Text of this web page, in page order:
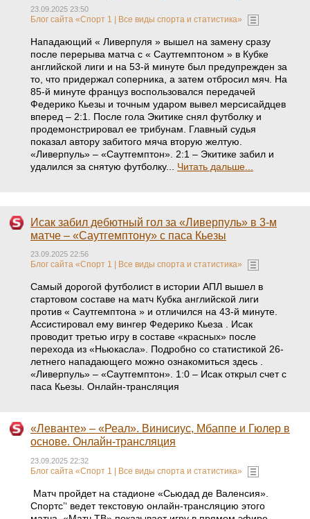
23.09.2025 23:50
Блог сайта «Спорт 1 | Все виды спорта и статистика»
Нападающий « Ливерпуля » вышел на замену сразу
после перерыва матча с « Саутгемптоном » в Кубке
английской лиги и на 53-й минуте был предупрежден за
то, что придержал соперника, а затем отбросил мяч. На
85-й минуте француз воспользовался передачей
Федерико Кьезы и точным ударом вывел мерсисайдцев
вперед – 2:1. После гола Экитике снял футболку и
продемонстрировал ее трибунам. Главный судья
показал автору забитого мяча вторую желтую.
«Ливерпуль» – «Саутгемптон». 2:1 – Экитике забил и
удалился за снятую футболку... Читать дальше...
Исак забил дебютный гол за «Ливерпуль» в 3-м
матче – «Саутгемптону» с паса Кьезы
23.09.2025 22:56
Блог сайта «Спорт 1 | Все виды спорта и статистика»
Самый дорогой футболист в истории АПЛ вышел в
стартовом составе на матч Кубка английской лиги
против « Саутгемптона » и отличился на 43-й минуте.
Ассистировал ему вингер Федерико Кьеза . Исак
проводит третью игру в составе «красных» после
перехода из «Ньюкасла». Подробно со статистикой 26-
летнего нападающего можно ознакомиться здесь .
«Ливерпуль» – «Саутгемптон». 1:0 – Исак открыл счет с
паса Кьезы. Онлайн-трансляция
«Леванте» – «Реал». Винисиус, Мбаппе и Гюлер в
основе. Онлайн-трансляция
23.09.2025 22:32
Блог сайта «Спорт 1 | Все виды спорта и статистика»
Матч пройдет на стадионе «Сьюдад де Валенсия».
Спортс’‘ ведет текстовую онлайн-трансляцию этого